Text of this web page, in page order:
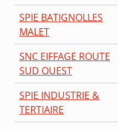
SPIE BATIGNOLLES
MALET
SNC EIFFAGE ROUTE
SUD OUEST
SPIE INDUSTRIE &
TERTIAIRE